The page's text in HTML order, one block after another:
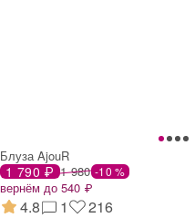
Блуза AjouR
1 790 ₽ 1 980 -10 %
вернём до 540 ₽
4.8 1 216